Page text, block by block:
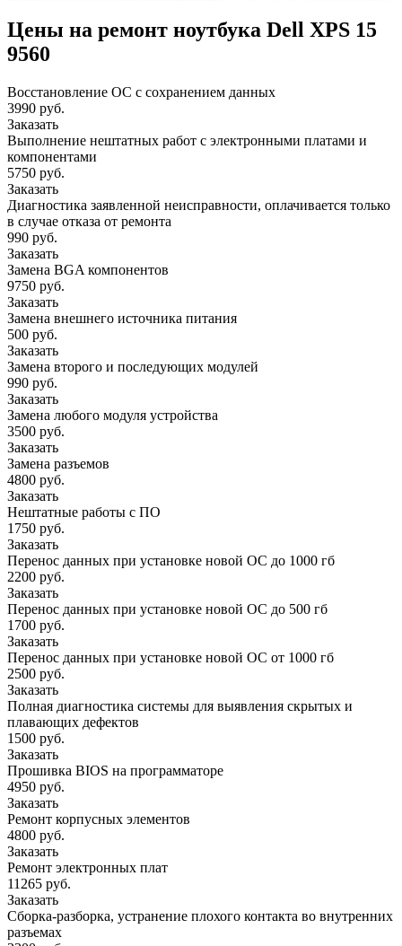
Цены на ремонт ноутбука Dell XPS 15
9560
Восстановление ОС с сохранением данных
3990 руб.
Заказать
Выполнение нештатных работ с электронными платами и
компонентами
5750 руб.
Заказать
Диагностика заявленной неисправности, оплачивается только
в случае отказа от ремонта
990 руб.
Заказать
Замена BGA компонентов
9750 руб.
Заказать
Замена внешнего источника питания
500 руб.
Заказать
Замена второго и последующих модулей
990 руб.
Заказать
Замена любого модуля устройства
3500 руб.
Заказать
Замена разъемов
4800 руб.
Заказать
Нештатные работы с ПО
1750 руб.
Заказать
Перенос данных при установке новой ОС до 1000 гб
2200 руб.
Заказать
Перенос данных при установке новой ОС до 500 гб
1700 руб.
Заказать
Перенос данных при установке новой ОС от 1000 гб
2500 руб.
Заказать
Полная диагностика системы для выявления скрытых и
плавающих дефектов
1500 руб.
Заказать
Прошивка BIOS на программаторе
4950 руб.
Заказать
Ремонт корпусных элементов
4800 руб.
Заказать
Ремонт электронных плат
11265 руб.
Заказать
Сборка-разборка, устранение плохого контакта во внутренних
разъемах